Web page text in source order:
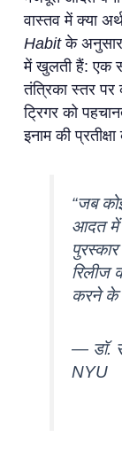
वास्तव में क्या
Habitके
में खुलती हैं: एक
तंत्रिका स्तर पर
ट्रिगर को
इनाम की
“जब
आदत में
रिलीज
करने के
— डॉ.
NYU